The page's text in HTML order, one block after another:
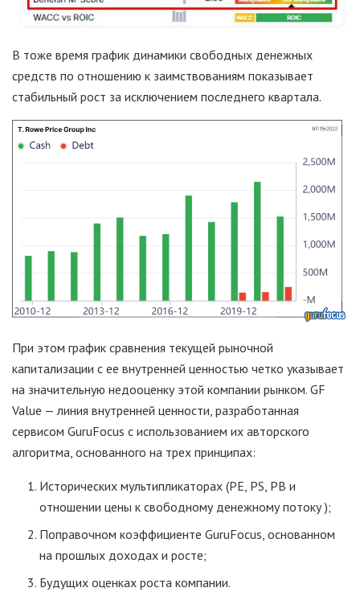
В тоже время график динамики свободных денежных
средств по отношению к заимствованиям показывает
стабильный рост за исключением последнего квартала.
При этом график сравнения текущей рыночной
капитализации с ее внутренней ценностью четко указывает
на значительную недооценку этой компании рынком. GF
Value — линия внутренней ценности, разработанная
сервисом GuruFocus с использованием их авторского
алгоритма, основанного на трех принципах:
Исторических мультипликаторах (PE, PS, PB и
отношении цены к свободному денежному потоку );
Поправочном коэффициенте GuruFocus, основанном
на прошлых доходах и росте;
Будущих оценках роста компании.